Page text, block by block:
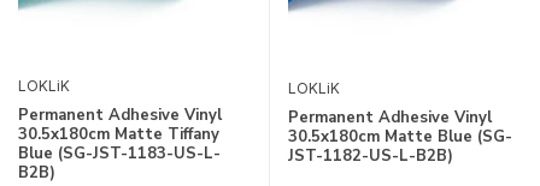
LOKLiK
Permanent Adhesive Vinyl
30.5x180cm Matte Tiffany
Blue (SG-JST-1183-US-L-
B2B)
LOKLiK
Permanent Adhesive Vinyl
30.5x180cm Matte Blue (SG-
JST-1182-US-L-B2B)